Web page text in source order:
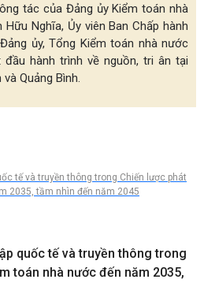
tác của Đảng ủy Kiểm toán nhà
Nghĩa, Ủy viên Ban Chấp hành
ủy, Tổng Kiểm toán nhà nước
hành trình về nguồn, tri ân tại
Quảng Bình.
quốc tế và truyền thông trong
toán nhà nước đến năm 2035,